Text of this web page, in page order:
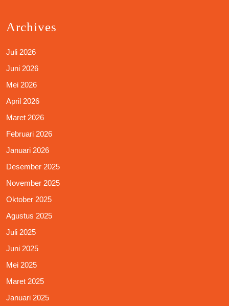
Archives
Juli 2026
Juni 2026
Mei 2026
April 2026
Maret 2026
Februari 2026
Januari 2026
Desember 2025
November 2025
Oktober 2025
Agustus 2025
Juli 2025
Juni 2025
Mei 2025
Maret 2025
Januari 2025